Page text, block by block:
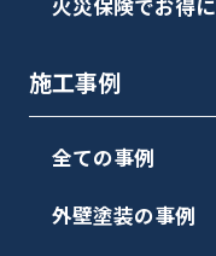
火災保険でお得に
施工事例
全ての事例
外壁塗装の事例